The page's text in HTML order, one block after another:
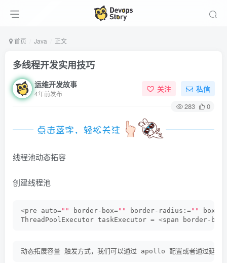
首页 Java 正文
多线程开发实用技巧
运维开发故事
4年前发布 关注 私信
283 0
线程池动态拓容
创建线程池
<pre auto="" border-box="" border-radius:=""
box-
ThreadPoolExecutor taskExecutor = <span border-box=
动态拓展容量 触发方式，我们可以通过 apollo 配置或者通过延迟